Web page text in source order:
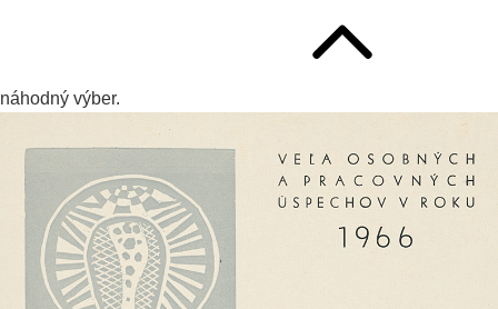
náhodný výber.